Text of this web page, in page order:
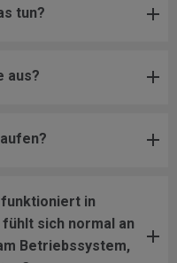
tun?
aus?
in
sich normal an
Betriebssystem,